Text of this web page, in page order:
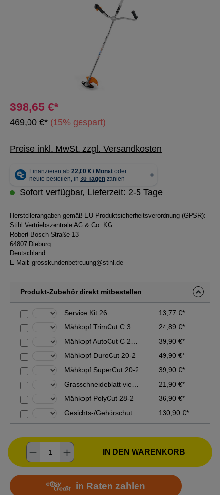
398,65 €*
469,00 €* (15% gespart)
Preise inkl. MwSt. zzgl. Versandkosten
Sofort verfügbar, Lieferzeit: 2-5 Tage
Herstellerangaben gemäß EU-Produktsicherheitsverordnung (GPSR):
Stihl Vertriebszentrale AG & Co. KG
Robert-Bosch-Straße 13
64807 Dieburg
Deutschland
E-Mail: grosskundenbetreuung@stihl.de
Produkt-Zubehör direkt mitbestellen
Service Kit 26
13,77 €*
24,89 €*
39,90 €*
Mähkopf DuroCut 20-2
49,90 €*
Mähkopf SuperCut 20-2
39,90 €*
21,90 €*
Mähkopf PolyCut 28-2
36,90 €*
130,90 €*
Produkt Anzahl: Gib den gewünschten
IN DEN WARENKORB